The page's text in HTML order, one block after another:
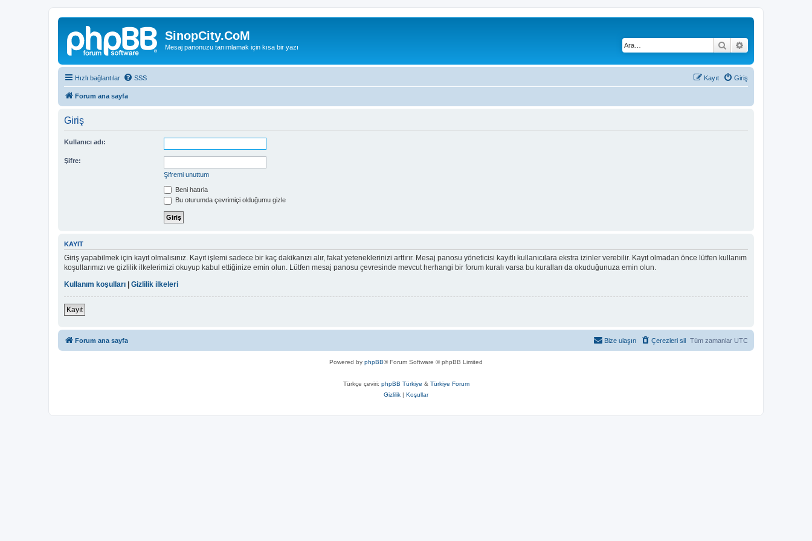
SinopCity.CoM
Mesaj panonuzu tanımlamak için kısa bir yazı Ara
Hızlı bağlantılar SSS Giriş
Kayıt
Forum ana sayfa
Giriş
Kullanıcı adı:
Şifre:
Şifremi unuttum
Beni hatırla
Bu oturumda çevrimiçi olduğumu gizle
KAYIT
Giriş yapabilmek için kayıt olmalısınız. Kayıt işlemi sadece bir kaç dakikanızı alır, fakat yeteneklerinizi arttırır. Mesaj panosu yöneticisi kayıtlı kullanıcılara ekstra izinler verebilir. Kayıt olmadan önce lütfen kullanım
koşullarımızı ve gizlilik ilkelerimizi okuyup kabul ettiğinize emin olun. Lütfen mesaj panosu çevresinde mevcut herhangi bir forum kuralı varsa bu kuralları da okuduğunuza emin olun.
Kullanım koşulları
Gizlilik ilkeleri
Kayıt
Forum ana sayfa Tüm zamanlar UTC
Çerezleri sil
Bize ulaşın
Powered by phpBB® Forum Software © phpBB Limited
Türkçe çeviri: phpBB Türkiye & Türkiye Forum
Gizlilik | Koşullar